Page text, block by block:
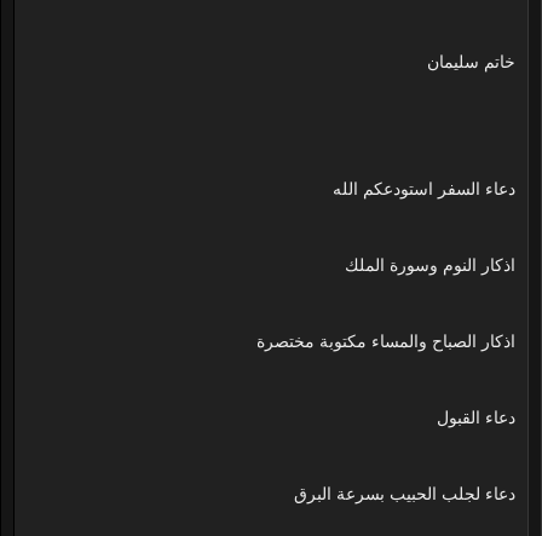
خاتم سليمان
دعاء السفر استودعكم الله
اذكار النوم وسورة الملك
اذكار الصباح والمساء مكتوبة مختصرة
دعاء القبول
دعاء لجلب الحبيب بسرعة البرق